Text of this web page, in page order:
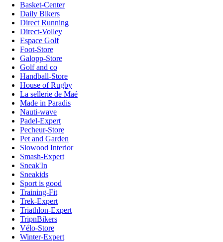
Basket-Center
Daily Bikers
Direct Running
Direct-Volley
Espace Golf
Foot-Store
Galopp-Store
Golf and co
Handball-Store
House of Rugby
La sellerie de Maé
Made in Paradis
Nauti-wave
Padel-Expert
Pecheur-Store
Pet and Garden
Slowood Interior
Smash-Expert
Sneak'In
Sneakids
Sport is good
Training-Fit
Trek-Expert
Triathlon-Expert
TripnBikers
Vélo-Store
Winter-Expert